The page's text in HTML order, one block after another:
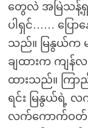
တွေလဲ အမြဲသန့်
ပါရှင်…… ပြေ
သည်။ မြနွယ်က
ချထားက ကျ
ထားသည်။ ကြ
ရင်း မြနွယ်ရဲ့
လက်ကောက်ဝတ်